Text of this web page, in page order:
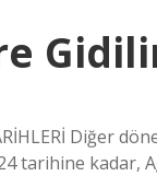
Diğer
tarihine kadar,